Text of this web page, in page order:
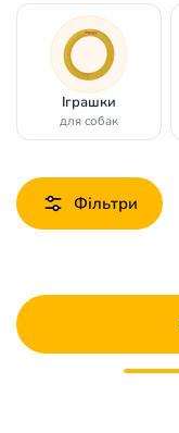
Іграшки
для собак
Фільтри